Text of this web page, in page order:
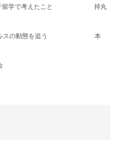
母子留学で考えたこと 持丸
ウイルスの動態を追う 本
究と学会と社会